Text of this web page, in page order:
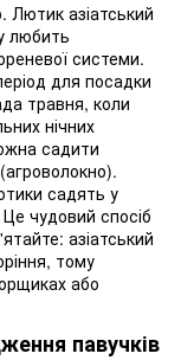
азіатський
любить
системи.
для посадки
травня, коли
нічних
садити
садять у
чудовий спосіб
азіатський
тому
або
павучків